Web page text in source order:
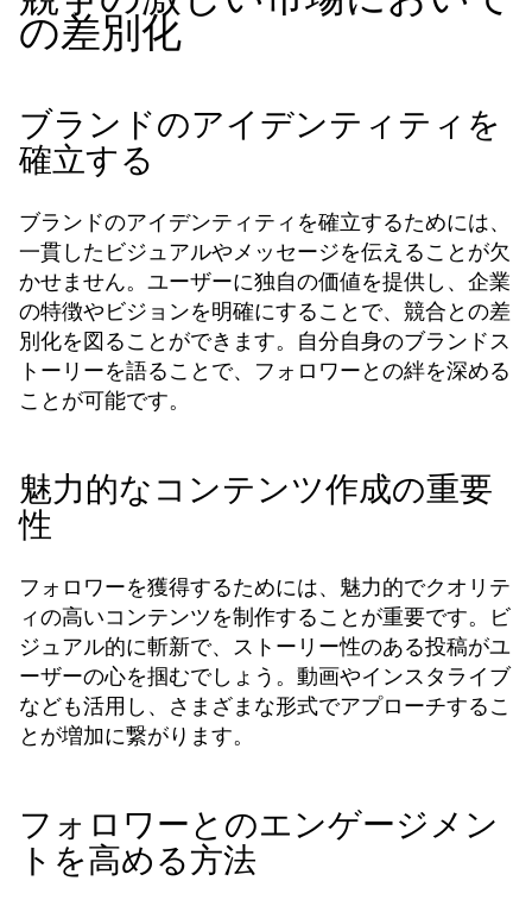
の差別化
ブランドのアイデンティティを
確立する
ブランドのアイデンティティを確立するためには、
一貫したビジュアルやメッセージを伝えることが欠
かせません。ユーザーに独自の価値を提供し、企業
の特徴やビジョンを明確にすることで、競合との差
別化を図ることができます。自分自身のブランドス
トーリーを語ることで、フォロワーとの絆を深める
ことが可能です。
魅力的なコンテンツ作成の重要
性
フォロワーを獲得するためには、魅力的でクオリテ
ィの高いコンテンツを制作することが重要です。ビ
ジュアル的に斬新で、ストーリー性のある投稿がユ
ーザーの心を掴むでしょう。動画やインスタライブ
なども活用し、さまざまな形式でアプローチするこ
とが増加に繋がります。
フォロワーとのエンゲージメン
トを高める方法